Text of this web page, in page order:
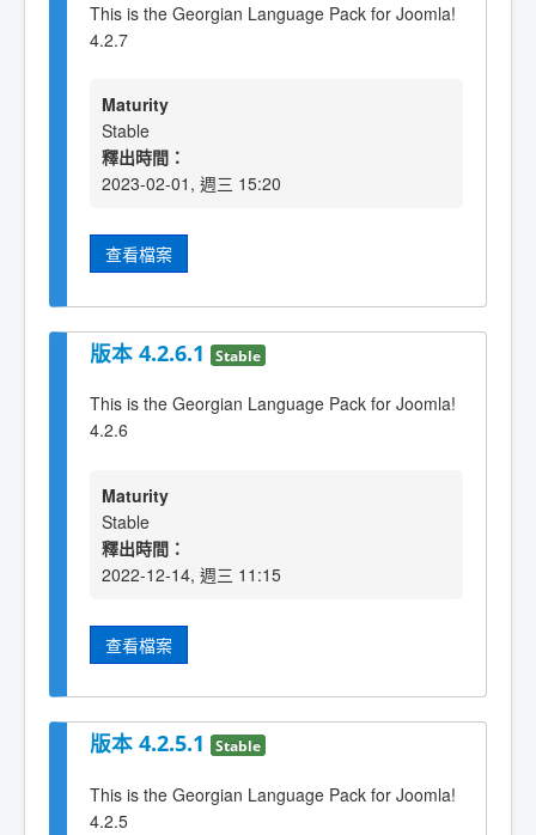
This is the Georgian Language Pack for Joomla!
4.2.7
Maturity
Stable
釋出時間：
2023-02-01, 週三 15:20
查看檔案
版本 4.2.6.1 Stable
This is the Georgian Language Pack for Joomla!
4.2.6
Maturity
Stable
釋出時間：
2022-12-14, 週三 11:15
查看檔案
版本 4.2.5.1 Stable
This is the Georgian Language Pack for Joomla!
4.2.5